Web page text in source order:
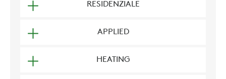
RESIDENZIALE
APPLIED
HEATING